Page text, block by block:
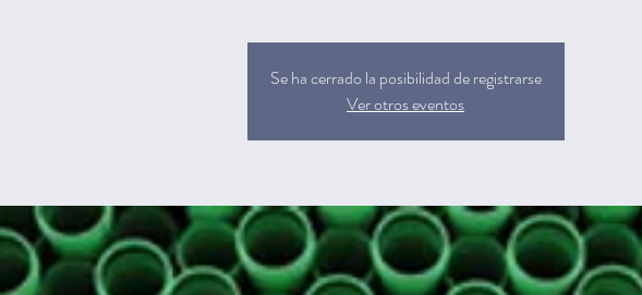
Se ha cerrado la posibilidad de registrarse
Ver otros eventos